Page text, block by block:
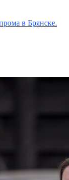
в Брянске.